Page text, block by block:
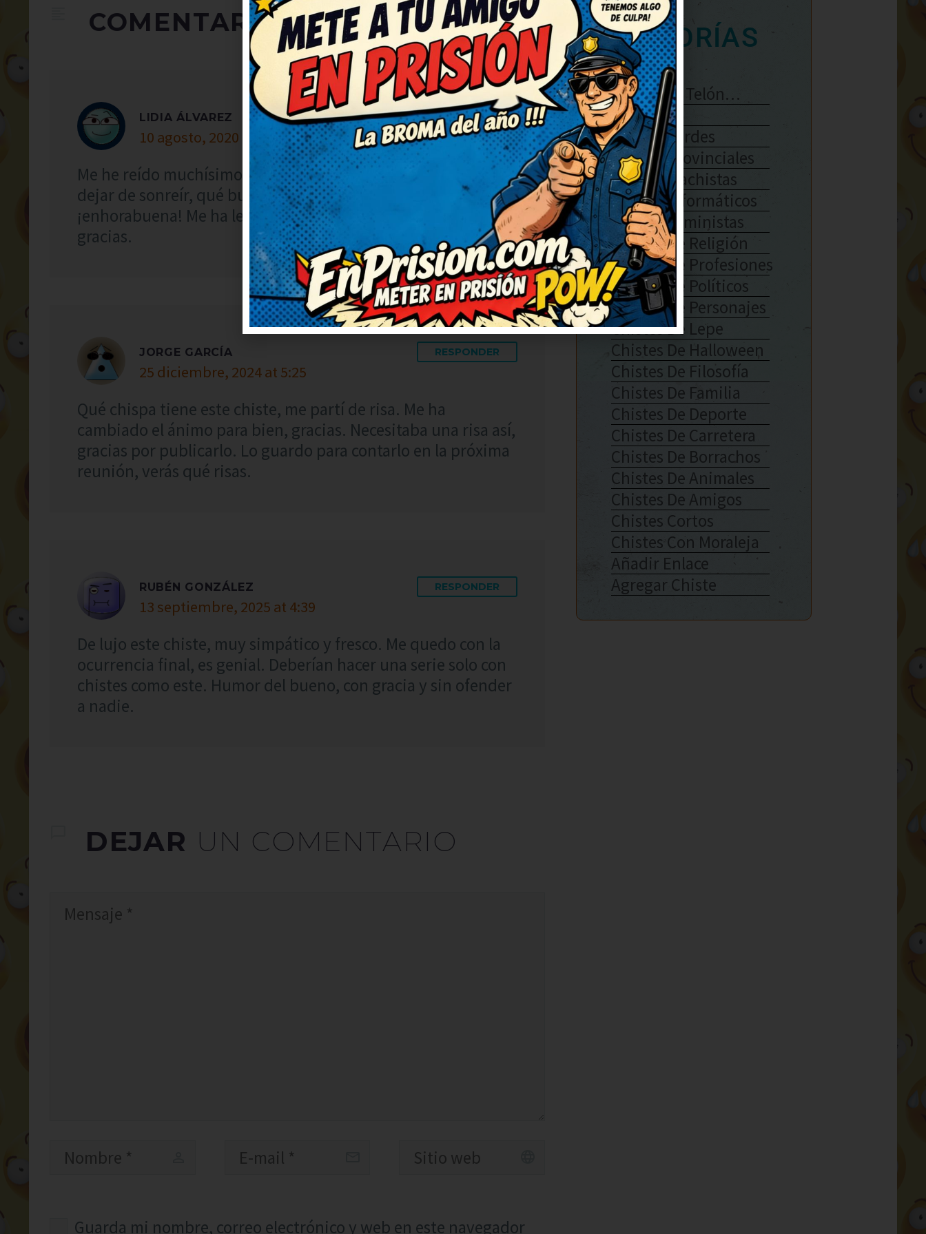
COMENTARIOS(3)
LIDIA ÁLVAREZ
10 agosto, 2020 at 22:43
RESPONDER
Me he reído muchísimo con este chiste, de verdad. No puedo
dejar de sonreír, qué bueno. Muy ingenioso y bien escrito,
¡enhorabuena! Me ha levantado el ánimo por completo,
gracias.
JORGE GARCÍA
25 diciembre, 2024 at 5:25
RESPONDER
Qué chispa tiene este chiste, me partí de risa. Me ha
cambiado el ánimo para bien, gracias. Necesitaba una risa así,
gracias por publicarlo. Lo guardo para contarlo en la próxima
reunión, verás qué risas.
RUBÉN GONZÁLEZ
13 septiembre, 2025 at 4:39
RESPONDER
De lujo este chiste, muy simpático y fresco. Me quedo con la
ocurrencia final, es genial. Deberían hacer una serie solo con
chistes como este. Humor del bueno, con gracia y sin ofender
a nadie.
DEJAR UN COMENTARIO
Guarda mi nombre, correo electrónico y web en este navegador
CATEGORÍAS
Se Abre El Telón…
Enlaces
Chistes Verdes
Chistes Provinciales
Chistes Machistas
Chistes Informáticos
Chistes Feministas
Chistes De Religión
Chistes De Profesiones
Chistes De Políticos
Chistes De Personajes
Chistes De Lepe
Chistes De Halloween
Chistes De Filosofía
Chistes De Familia
Chistes De Deporte
Chistes De Carretera
Chistes De Borrachos
Chistes De Animales
Chistes De Amigos
Chistes Cortos
Chistes Con Moraleja
Añadir Enlace
Agregar Chiste